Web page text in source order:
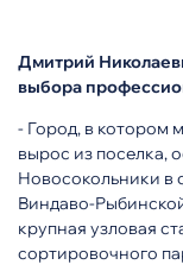
Дмитрий
выбора
- Город, в котором
вырос из поселка,
Новосокольники в
Виндаво-
крупная узловая
сортировочного